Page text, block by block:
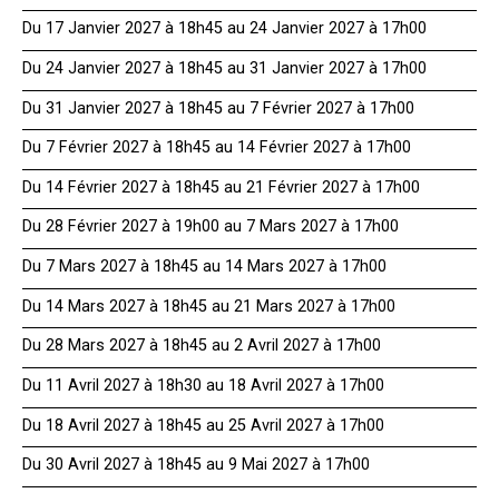
Du 17 Janvier 2027 à 18h45 au 24 Janvier 2027 à 17h00
Du 24 Janvier 2027 à 18h45 au 31 Janvier 2027 à 17h00
Du 31 Janvier 2027 à 18h45 au 7 Février 2027 à 17h00
Du 7 Février 2027 à 18h45 au 14 Février 2027 à 17h00
Du 14 Février 2027 à 18h45 au 21 Février 2027 à 17h00
Du 28 Février 2027 à 19h00 au 7 Mars 2027 à 17h00
Du 7 Mars 2027 à 18h45 au 14 Mars 2027 à 17h00
Du 14 Mars 2027 à 18h45 au 21 Mars 2027 à 17h00
Du 28 Mars 2027 à 18h45 au 2 Avril 2027 à 17h00
Du 11 Avril 2027 à 18h30 au 18 Avril 2027 à 17h00
Du 18 Avril 2027 à 18h45 au 25 Avril 2027 à 17h00
Du 30 Avril 2027 à 18h45 au 9 Mai 2027 à 17h00